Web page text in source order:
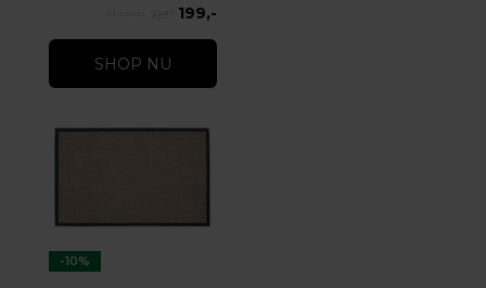
199,-
SHOP NU
-10%